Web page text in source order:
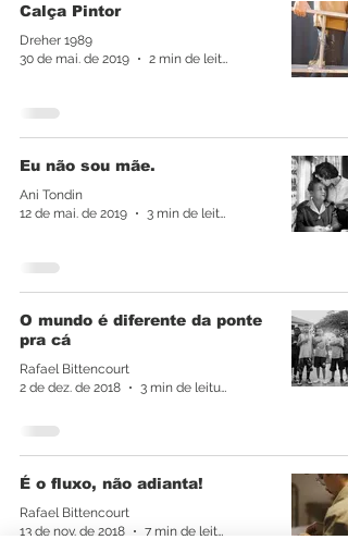
Calça Pintor
Dreher 1989
30 de mai. de 2019
2 min de leitura
Eu não sou mãe.
Ani Tondin
12 de mai. de 2019
3 min de leitura
O mundo é diferente da ponte
pra cá
Rafael Bittencourt
2 de dez. de 2018
3 min de leitura
É o fluxo, não adianta!
Rafael Bittencourt
13 de nov. de 2018
7 min de leitura